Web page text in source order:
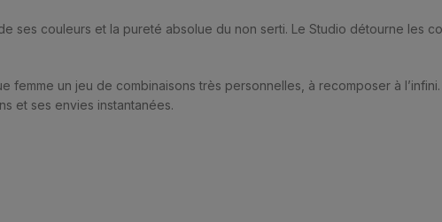
ses couleurs et la pureté absolue du non serti. Le Studio détourne les
femme un jeu de combinaisons très personnelles, à recomposer à
et ses envies instantanées.